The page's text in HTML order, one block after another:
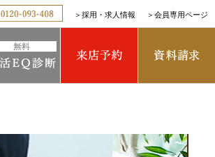
＞ 採用・求人情報 ＞ 会員専用ページ